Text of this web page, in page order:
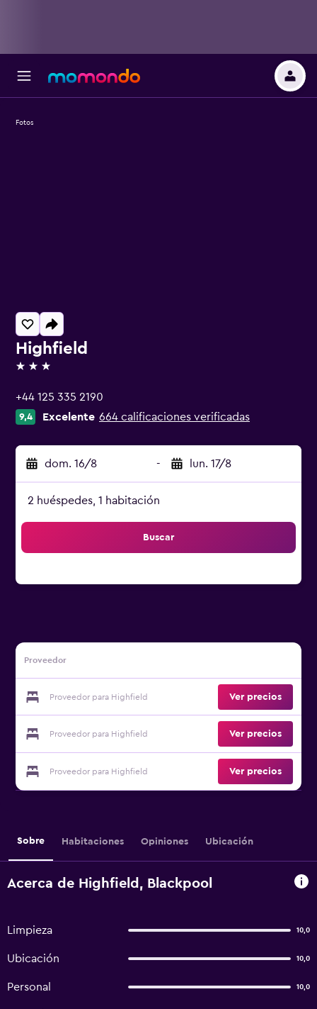
Highfield
3 estrellas
+44 125 335 2190
9,4 Excelente 664 calificaciones verificadas
dom. 16/8 - lun. 17/8
2 huéspedes, 1 habitación
Buscar
Proveedor
Proveedor para Highfield Ver precios
Proveedor para Highfield Ver precios
Proveedor para Highfield Ver precios
Fotos
Sobre Habitaciones Opiniones Ubicación
Acerca de Highfield, Blackpool
Limpieza 10,0
Ubicación 10,0
Personal 10,0